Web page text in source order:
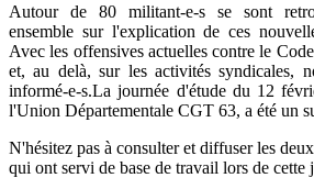
Autour de 80 militant-e-s se sont
ensemble sur l'explication de ces
Avec les offensives actuelles contre le
et, au delà, sur les activités syndicales,
informé-e-s.La journée d'étude du 12
l'Union Départementale CGT 63, a été un
N'hésitez pas à consulter et diffuser les
qui ont servi de base de travail lors de cette